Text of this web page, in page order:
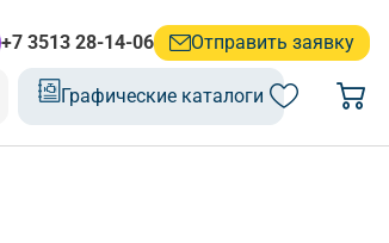
+7 3513 28-14-06 Отправить заявку
Графические каталоги